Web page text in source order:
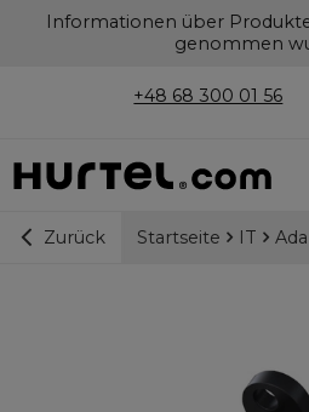
Informationen über
genommen
+48 68 300 01 56
Zurück Startseite IT